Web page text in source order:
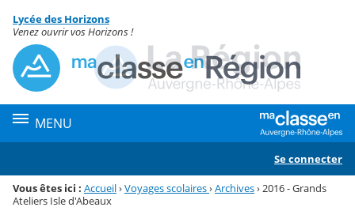
Menu de la rubrique
Contenu
Lycée des Horizons
Venez ouvrir vos Horizons !
MENU
Se connecter
Vous êtes ici : Accueil›Voyages scolaires›Archives› 2016 - Grands
Ateliers Isle d'Abeaux